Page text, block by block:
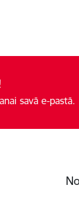
savā e-pastā.